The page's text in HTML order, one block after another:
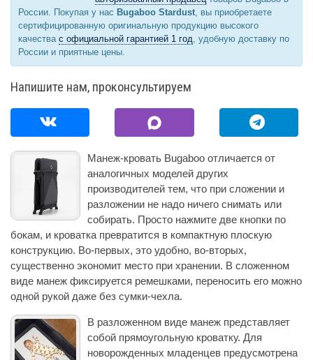
России. Покупая у нас Bugaboo Stardust , вы приобретаете
сертифицированную оригинальную продукцию высокого
качества с официальной гарантией 1 год , удобную доставку по
России и приятные цены.
Напишите нам, проконсультируем
Манеж-кровать Bugaboo отличается от
аналогичных моделей других
производителей тем, что при сложении и
разложении не надо ничего снимать или
собирать. Просто нажмите две кнопки по
бокам, и кроватка превратится в компактную плоскую
конструкцию. Во-первых, это удобно, во-вторых,
существенно экономит место при хранении. В сложенном
виде манеж фиксируется ремешками, переносить его можно
одной рукой даже без сумки-чехла.
В разложенном виде манеж представляет
собой прямоугольную кроватку. Для
новорожденных младенцев предусмотрена